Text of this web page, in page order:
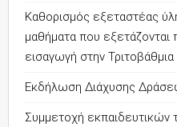
Καθορισμός εξεταστέας
μαθήματα που εξετάζονται
εισαγωγή στην
Εκδήλωση Διάχυσης
Συμμετοχή εκπαιδευτικών